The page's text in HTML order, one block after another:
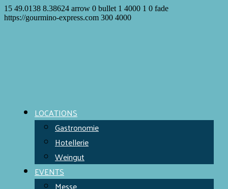
15 49.0138 8.38624 arrow 0 bullet 1 4000 1 0 fade
https://gourmino-express.com 300 4000
LOCATIONS
Gastronomie
Hotellerie
Weingut
EVENTS